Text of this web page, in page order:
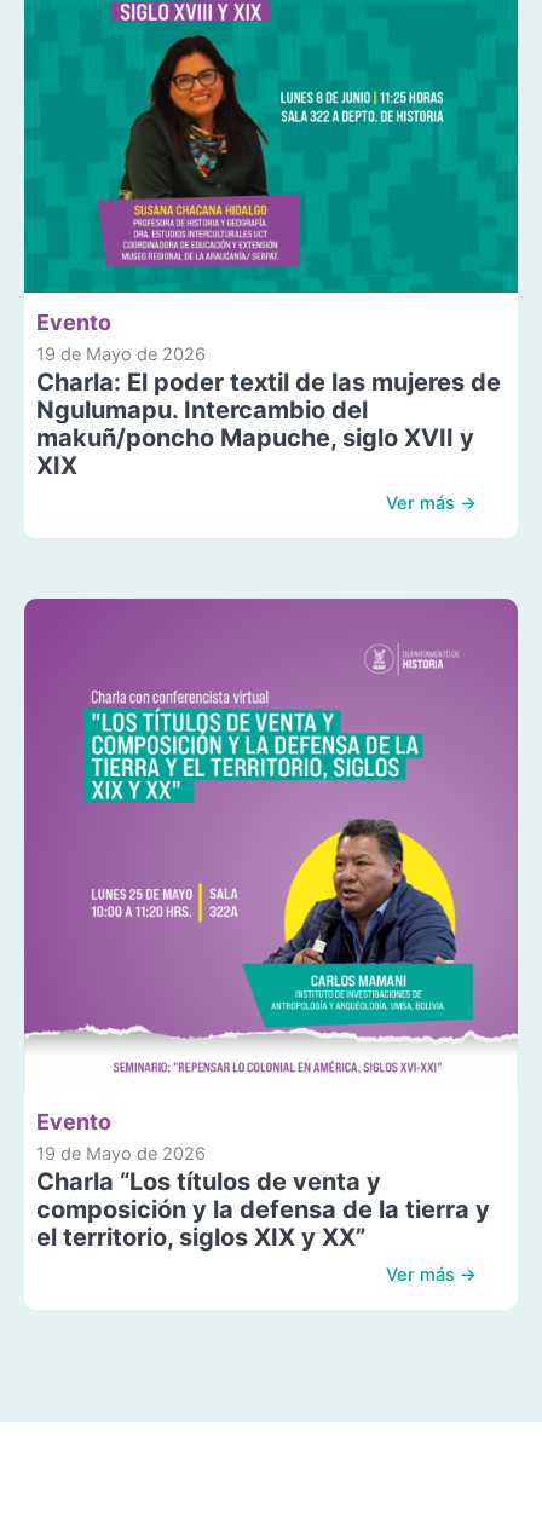
Evento
19 de Mayo de 2026
Charla: El poder textil de las mujeres de
Ngulumapu. Intercambio del
makuñ/poncho Mapuche, siglo XVII y
XIX
Ver más →
Evento
19 de Mayo de 2026
Charla “Los títulos de venta y
composición y la defensa de la tierra y
el territorio, siglos XIX y XX”
Ver más →